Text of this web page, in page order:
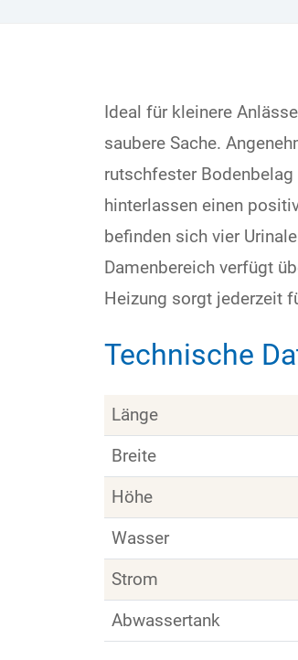
Ideal für kleinere
saubere Sache.
rutschfester
hinterlassen einen
befinden sich vier
Damenbereich verfügt
Heizung sorgt jederzeit
Technische
Länge
Breite
Höhe
Wasser
Strom
Abwassertank